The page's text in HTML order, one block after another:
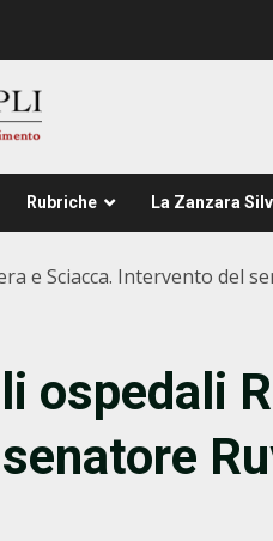
Rubriche La Zanzara
e Sciacca. Intervento del
ospedali